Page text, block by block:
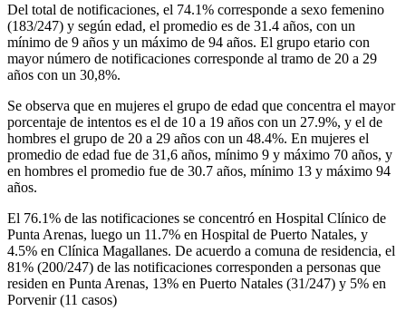
Del total de notificaciones, el 74.1% corresponde a sexo femenino
(183/247) y según edad, el promedio es de 31.4 años, con un
mínimo de 9 años y un máximo de 94 años. El grupo etario con
mayor número de notificaciones corresponde al tramo de 20 a 29
años con un 30,8%.
Se observa que en mujeres el grupo de edad que concentra el mayor
porcentaje de intentos es el de 10 a 19 años con un 27.9%, y el de
hombres el grupo de 20 a 29 años con un 48.4%. En mujeres el
promedio de edad fue de 31,6 años, mínimo 9 y máximo 70 años, y
en hombres el promedio fue de 30.7 años, mínimo 13 y máximo 94
años.
El 76.1% de las notificaciones se concentró en Hospital Clínico de
Punta Arenas, luego un 11.7% en Hospital de Puerto Natales, y
4.5% en Clínica Magallanes. De acuerdo a comuna de residencia, el
81% (200/247) de las notificaciones corresponden a personas que
residen en Punta Arenas, 13% en Puerto Natales (31/247) y 5% en
Porvenir (11 casos)